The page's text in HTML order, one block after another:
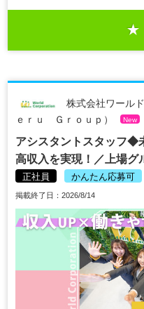
株式会社ワール
ｅｒｕ Ｇｒｏｕｐ）
New
アシスタントスタッフ◆
高収入を実現！／上場
正社員 かんたん応募可
掲載終了日：2026/8/14